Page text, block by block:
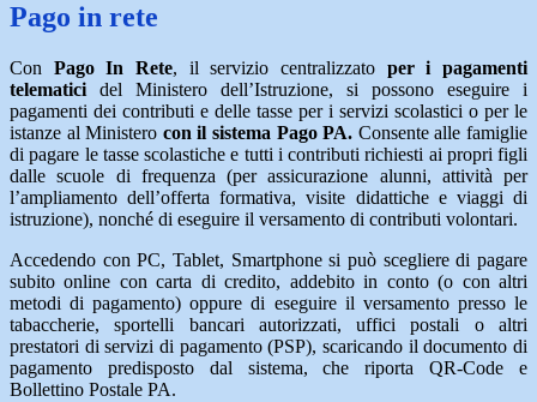
Pago in rete
Con Pago In Rete, il servizio centralizzato per i pagamenti
telematici del Ministero dell’Istruzione, si possono eseguire i
pagamenti dei contributi e delle tasse per i servizi scolastici o per le
istanze al Ministero con il sistema Pago PA. Consente alle famiglie
di pagare le tasse scolastiche e tutti i contributi richiesti ai propri figli
dalle scuole di frequenza (per assicurazione alunni, attività per
l’ampliamento dell’offerta formativa, visite didattiche e viaggi di
istruzione), nonché di eseguire il versamento di contributi volontari.
Accedendo con PC, Tablet, Smartphone si può scegliere di pagare
subito online con carta di credito, addebito in conto (o con altri
metodi di pagamento) oppure di eseguire il versamento presso le
tabaccherie, sportelli bancari autorizzati, uffici postali o altri
prestatori di servizi di pagamento (PSP), scaricando il documento di
pagamento predisposto dal sistema, che riporta QR-Code e
Bollettino Postale PA.